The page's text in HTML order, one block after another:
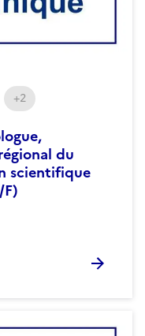
du
scientifique
+2